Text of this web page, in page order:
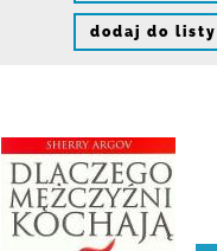
dodaj do listy